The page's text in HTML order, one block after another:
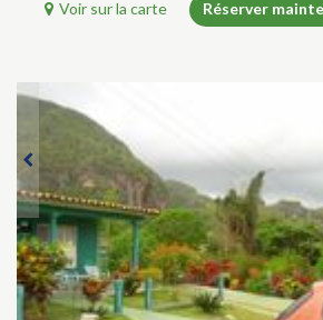
Voir sur la carte
Réserver